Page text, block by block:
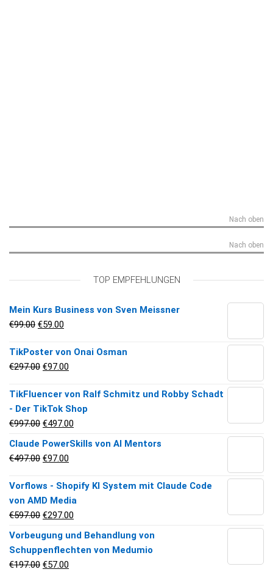
Funnel Master 2.0 von Götz Macht und Guido
Call for Price
Preis auf Anfrage!
Nach oben
Nach oben
TOP EMPFEHLUNGEN
Mein Kurs Business von Sven Meissner
€99.00 Ursprünglicher Preis war: €99.00
€59.00
TikPoster von Onai Osman
€297.00 Ursprünglicher Preis war: €297.00
€97.00
TikFluencer von Ralf Schmitz und Robby Schadt
- Der TikTok Shop
€997.00 Ursprünglicher Preis war: €997.00
€497.00
Claude PowerSkills von AI Mentors
€497.00 Ursprünglicher Preis war: €497.00
€97.00
Vorflows - Shopify KI System mit Claude Code
von AMD Media
€597.00 Ursprünglicher Preis war: €597.00
€297.00
Vorbeugung und Behandlung von
Schuppenflechten von Medumio
€197.00 Ursprünglicher Preis war: €197.00
€57.00